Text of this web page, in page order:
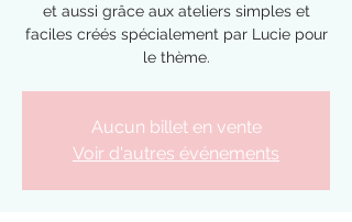
et aussi grâce aux ateliers simples et
faciles créés spécialement par Lucie pour
le thème.
Aucun billet en vente
Voir d'autres événements